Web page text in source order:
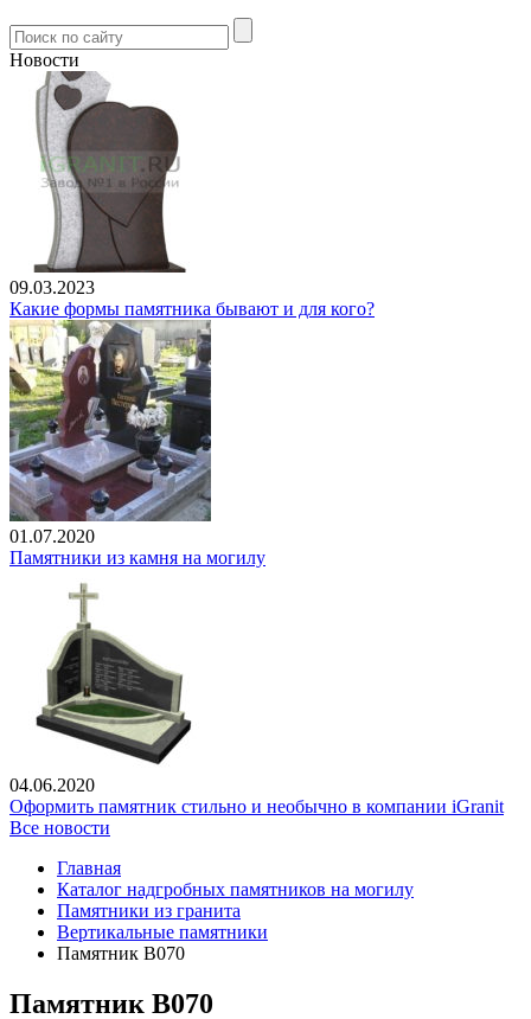
Новости
09.03.2023
Какие формы памятника бывают и для кого?
01.07.2020
Памятники из камня на могилу
04.06.2020
Оформить памятник стильно и необычно в компании iGranit
Все новости
Главная
Каталог надгробных памятников на могилу
Памятники из гранита
Вертикальные памятники
Памятник В070
Памятник В070